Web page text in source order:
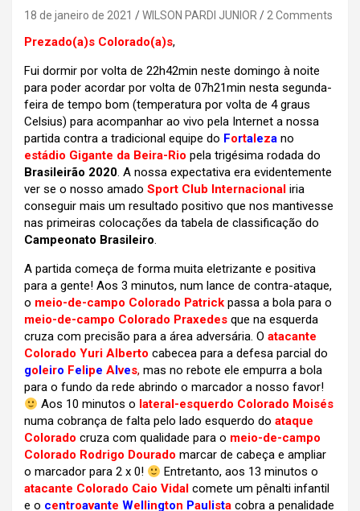
18 de janeiro de 2021 WILSON PARDI JUNIOR 2 Comments
Prezado(a)s Colorado(a)s,
Fui dormir por volta de 22h42min neste domingo à noite
para poder acordar por volta de 07h21min nesta segunda-
feira de tempo bom (temperatura por volta de 4 graus
Celsius) para acompanhar ao vivo pela Internet a nossa
partida contra a tradicional equipe do Fortaleza no
estádio Gigante da Beira-Rio pela trigésima rodada do
Brasileirão 2020. A nossa expectativa era evidentemente
ver se o nosso amado Sport Club Internacional iria
conseguir mais um resultado positivo que nos mantivesse
nas primeiras colocações da tabela de classificação do
Campeonato Brasileiro.
A partida começa de forma muita eletrizante e positiva
para a gente! Aos 3 minutos, num lance de contra-ataque,
o meio-de-campo Colorado Patrick passa a bola para o
meio-de-campo Colorado Praxedes que na esquerda
cruza com precisão para a área adversária. O atacante
Colorado Yuri Alberto cabecea para a defesa parcial do
goleiro Felipe Alves, mas no rebote ele empurra a bola
para o fundo da rede abrindo o marcador a nosso favor!
Aos 10 minutos o lateral-esquerdo Colorado Moisés
numa cobrança de falta pelo lado esquerdo do ataque
Colorado cruza com qualidade para o meio-de-campo
Colorado Rodrigo Dourado marcar de cabeça e ampliar
o marcador para 2 x 0!
Entretanto, aos 13 minutos o
atacante Colorado Caio Vidal comete um pênalti infantil
e o centroavante Wellington Paulista cobra a penalidade